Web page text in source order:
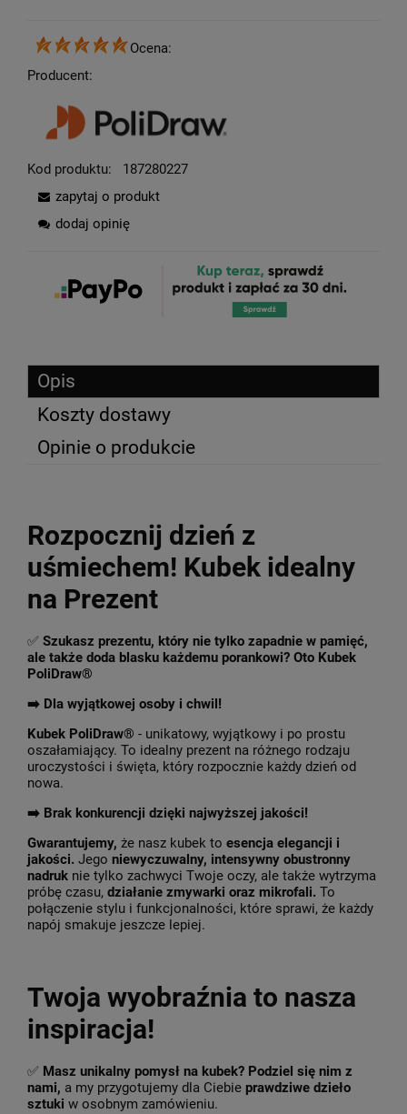
Ocena:
Producent:
Kod produktu:
187280227
zapytaj o produkt
dodaj opinię
Opis
Koszty dostawy
Opinie o produkcie
Rozpocznij dzień z
uśmiechem! Kubek idealny
na Prezent
✅ Szukasz prezentu, który nie tylko zapadnie w pamięć,
ale także doda blasku każdemu porankowi? Oto Kubek
PoliDraw®
➡️ Dla wyjątkowej osoby i chwil!
Kubek PoliDraw® - unikatowy, wyjątkowy i po prostu
oszałamiający. To idealny prezent na różnego rodzaju
uroczystości i święta, który rozpocznie każdy dzień od
nowa.
➡️ Brak konkurencji dzięki najwyższej jakości!
Gwarantujemy, że nasz kubek to esencja elegancji i
jakości. Jego niewyczuwalny, intensywny obustronny
nadruk nie tylko zachwyci Twoje oczy, ale także wytrzyma
próbę czasu, działanie zmywarki oraz mikrofali. To
połączenie stylu i funkcjonalności, które sprawi, że każdy
napój smakuje jeszcze lepiej.
Twoja wyobraźnia to nasza
inspiracja!
✅ Masz unikalny pomysł na kubek? Podziel się nim z
nami, a my przygotujemy dla Ciebie prawdziwe dzieło
sztuki w osobnym zamówieniu.